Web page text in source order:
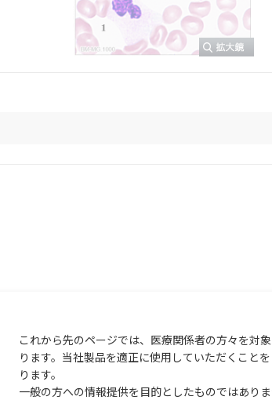
これから先のページでは、医療関係者の方々を対
ります。当社製品を適正に使用していただくこと
ります。
一般の方への情報提供を目的としたものではあり